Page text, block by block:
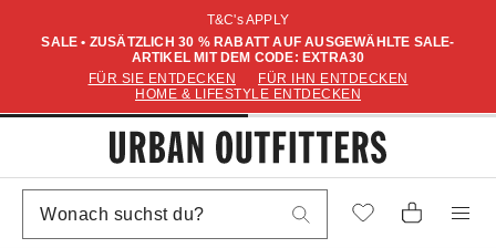
T&C's APPLY
SALE • ZUSÄTZLICH 30 % RABATT AUF AUSGEWÄHLTE SALE-
ARTIKEL MIT DEM CODE: EXTRA30
FÜR SIE ENTDECKEN
FÜR IHN ENTDECKEN
HOME & LIFESTYLE ENTDECKEN